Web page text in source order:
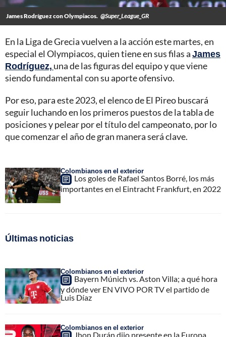
James Rodríguez con Olympiacos. @Super_League_GR
En la Liga de Grecia vuelven a la acción este martes, en
especial el Olympiacos, quien tiene en sus filas aJames
Rodríguez, una de las figuras del equipo y que viene
siendo fundamental con su aporte ofensivo.
Por eso, para este 2023, el elenco de El Pireo buscará
seguir luchando en los primeros puestos de la tabla de
posiciones y pelear por el título del campeonato, por lo
que comenzar el año de gran manera será clave.
Colombianos en el exterior
Los goles de Rafael Santos Borré, los más
importantes en el Eintracht Frankfurt, en 2022
Últimas noticias
Colombianos en el exterior
Bayern Múnich vs. Aston Villa; a qué hora
y dónde ver EN VIVO POR TV el partido de
Luis Díaz
Colombianos en el exterior
Jhon Durán dijo presente en la Europa